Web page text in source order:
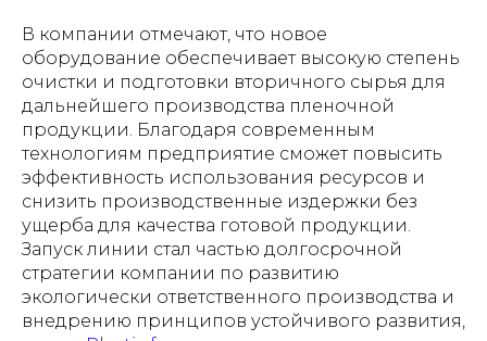
В компании отмечают, что новое
оборудование обеспечивает высокую степень
очистки и подготовки вторичного сырья для
дальнейшего производства пленочной
продукции. Благодаря современным
технологиям предприятие сможет повысить
эффективность использования ресурсов и
снизить производственные издержки без
ущерба для качества готовой продукции.
Запуск линии стал частью долгосрочной
стратегии компании по развитию
экологически ответственного производства и
внедрению принципов устойчивого развития,